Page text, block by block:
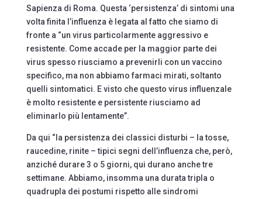
Sapienza di Roma. Questa ‘persistenza’ di sintomi una
volta finita l’influenza è legata al fatto che siamo di
fronte a “un virus particolarmente aggressivo e
resistente. Come accade per la maggior parte dei
virus spesso riusciamo a prevenirli con un vaccino
specifico, ma non abbiamo farmaci mirati, soltanto
quelli sintomatici. E visto che questo virus influenzale
è molto resistente e persistente riusciamo ad
eliminarlo più lentamente”.
Da qui “la persistenza dei classici disturbi – la tosse,
raucedine, rinite – tipici segni dell’influenza che, però,
anziché durare 3 o 5 giorni, qui durano anche tre
settimane. Abbiamo, insomma una durata tripla o
quadrupla dei postumi rispetto alle sindromi